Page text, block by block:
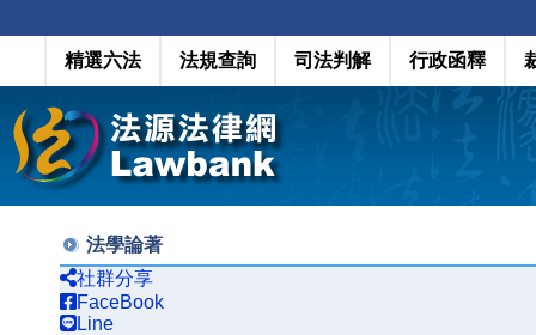
精選六法 法規查詢 司法判解 行政函釋
法學論著
社群分享
FaceBook
Line